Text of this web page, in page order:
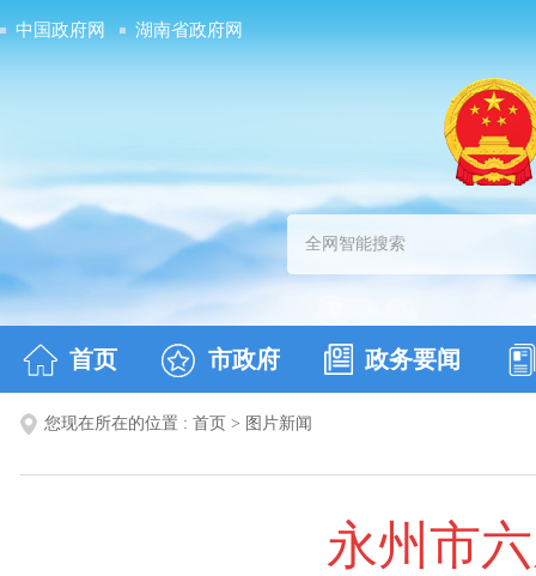
中国政府网 湖南省政府网
首页 市政府 政务要闻
您现在所在的位置 : 首页 > 图片新闻
永州市